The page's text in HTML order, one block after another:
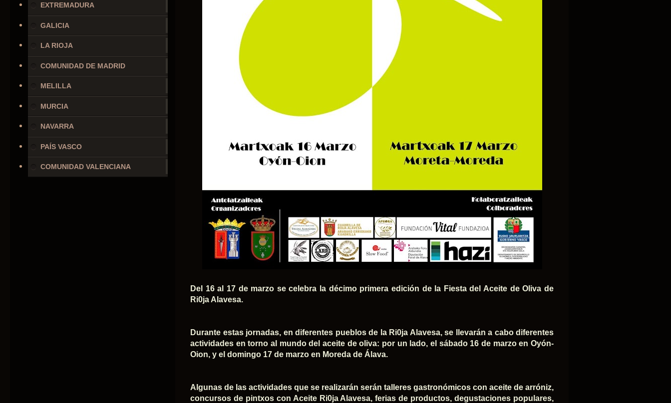
Del 16 al 17 de marzo se celebra la décimo primera edición de la Fiesta del Aceite de Oliva de
Ri0ja Alavesa.
Durante estas jornadas, en diferentes pueblos de la Ri0ja Alavesa, se llevarán a cabo diferentes
actividades en torno al mundo del aceite de oliva: por un lado, el sábado 16 de marzo en Oyón-
Oion, y el domingo 17 de marzo en Moreda de Álava.
Algunas de las actividades que se realizarán serán talleres gastronómicos con aceite de arróniz,
concursos de pintxos con Aceite Ri0ja Alavesa, ferias de productos, degustaciones populares,
EXTREMADURA
GALICIA
LA RIOJA
COMUNIDAD DE MADRID
MELILLA
MURCIA
NAVARRA
PAÍS VASCO
COMUNIDAD VALENCIANA